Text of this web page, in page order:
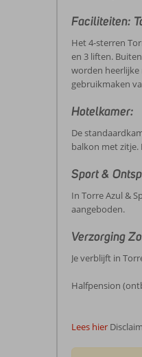
Faciliteiten:
Het 4-sterren
en 3 liften.
worden heerlijke
gebruikmaken
Hotelkamer:
De
balkon met
Sport &
In Torre Azul &
aangeboden.
Verzorging
Je verblijft in
Halfpension
Lees hier